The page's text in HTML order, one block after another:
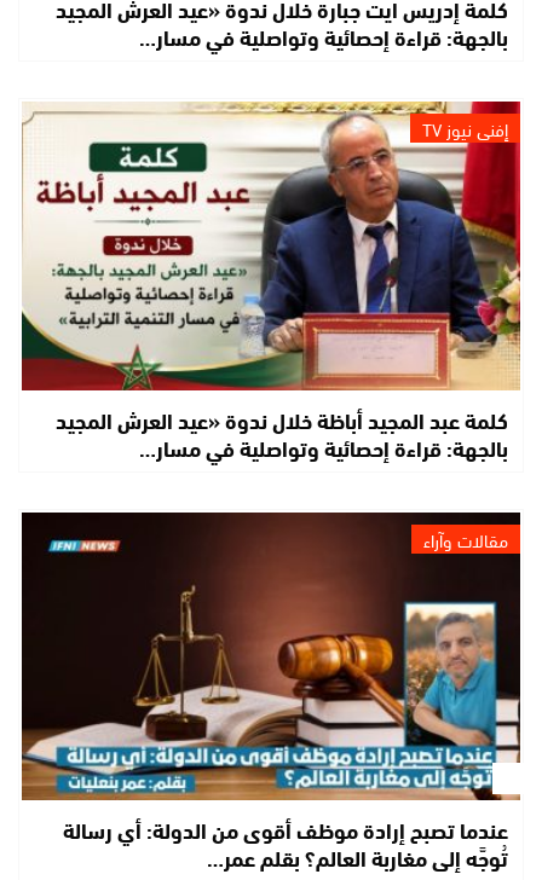
كلمة إدريس ايت جبارة خلال ندوة «عيد العرش المجيد
بالجهة: قراءة إحصائية وتواصلية في مسار…
إفني نيوز TV
كلمة عبد المجيد أباظة خلال ندوة «عيد العرش المجيد
بالجهة: قراءة إحصائية وتواصلية في مسار…
مقالات وآراء
عندما تصبح إرادة موظف أقوى من الدولة: أي رسالة
تُوجَّه إلى مغاربة العالم؟ بقلم عمر…